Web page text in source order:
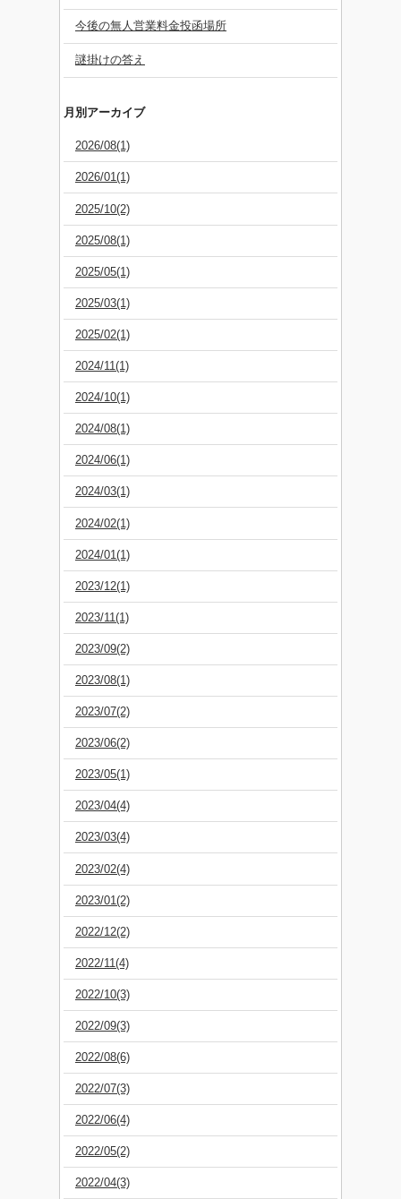
今後の無人営業料金投函場所
謎掛けの答え
月別アーカイブ
2026/08(1)
2026/01(1)
2025/10(2)
2025/08(1)
2025/05(1)
2025/03(1)
2025/02(1)
2024/11(1)
2024/10(1)
2024/08(1)
2024/06(1)
2024/03(1)
2024/02(1)
2024/01(1)
2023/12(1)
2023/11(1)
2023/09(2)
2023/08(1)
2023/07(2)
2023/06(2)
2023/05(1)
2023/04(4)
2023/03(4)
2023/02(4)
2023/01(2)
2022/12(2)
2022/11(4)
2022/10(3)
2022/09(3)
2022/08(6)
2022/07(3)
2022/06(4)
2022/05(2)
2022/04(3)